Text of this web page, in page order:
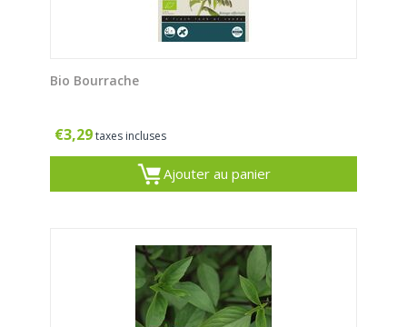
Bio Bourrache
€3,29taxes incluses
Ajouter au panier